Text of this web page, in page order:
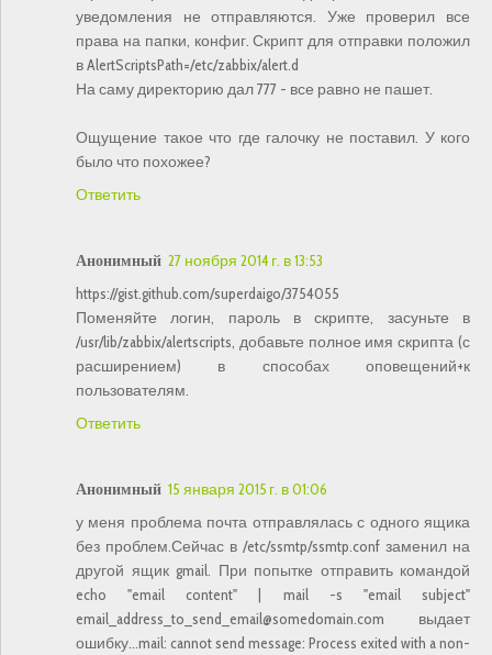
уведомления не отправляются. Уже проверил все
права на папки, конфиг. Скрипт для отправки положил
в AlertScriptsPath=/etc/zabbix/alert.d
На саму директорию дал 777 - все равно не пашет.
Ощущение такое что где галочку не поставил. У кого
было что похожее?
Ответить
Анонимный 27 ноября 2014 г. в 13:53
https://gist.github.com/superdaigo/3754055
Поменяйте логин, пароль в скрипте, засуньте в
/usr/lib/zabbix/alertscripts, добавьте полное имя скрипта (с
расширением) в способах оповещений+к
пользователям.
Ответить
Анонимный 15 января 2015 г. в 01:06
у меня проблема почта отправлялась с одного ящика
без проблем.Сейчас в /etc/ssmtp/ssmtp.conf заменил на
другой ящик gmail. При попытке отправить командой
echo "email content" | mail -s "email subject"
email_address_to_send_email@somedomain.com выдает
ошибку...mail: cannot send message: Process exited with a non-